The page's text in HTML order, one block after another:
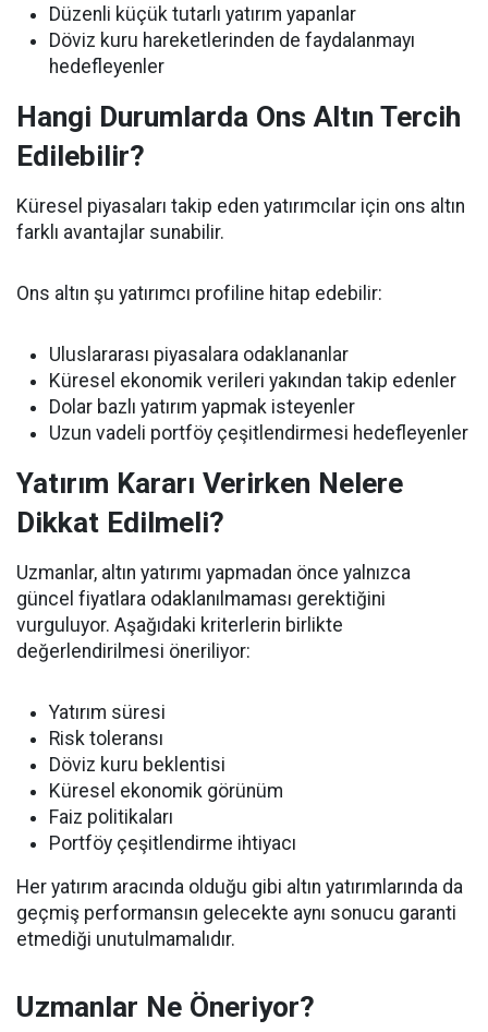
Düzenli küçük tutarlı yatırım yapanlar
Döviz kuru hareketlerinden de faydalanmayı
hedefleyenler
Hangi Durumlarda Ons Altın Tercih
Edilebilir?
Küresel piyasaları takip eden yatırımcılar için ons altın
farklı avantajlar sunabilir.
Ons altın şu yatırımcı profiline hitap edebilir:
Uluslararası piyasalara odaklananlar
Küresel ekonomik verileri yakından takip edenler
Dolar bazlı yatırım yapmak isteyenler
Uzun vadeli portföy çeşitlendirmesi hedefleyenler
Yatırım Kararı Verirken Nelere
Dikkat Edilmeli?
Uzmanlar, altın yatırımı yapmadan önce yalnızca
güncel fiyatlara odaklanılmaması gerektiğini
vurguluyor. Aşağıdaki kriterlerin birlikte
değerlendirilmesi öneriliyor:
Yatırım süresi
Risk toleransı
Döviz kuru beklentisi
Küresel ekonomik görünüm
Faiz politikaları
Portföy çeşitlendirme ihtiyacı
Her yatırım aracında olduğu gibi altın yatırımlarında da
geçmiş performansın gelecekte aynı sonucu garanti
etmediği unutulmamalıdır.
Uzmanlar Ne Öneriyor?